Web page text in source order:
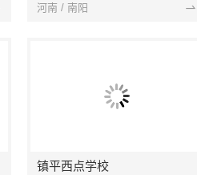
河南 / 南阳
镇平西点学校